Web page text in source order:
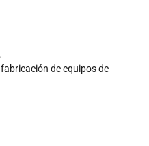
de equipos de